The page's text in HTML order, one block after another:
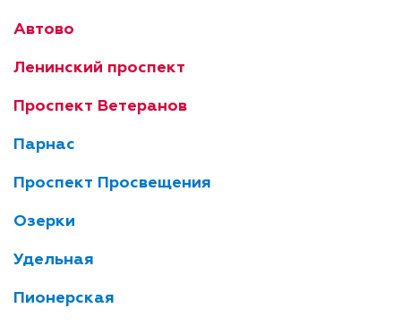
Автово
Ленинский проспект
Проспект Ветеранов
Парнас
Проспект Просвещения
Озерки
Удельная
Пионерская